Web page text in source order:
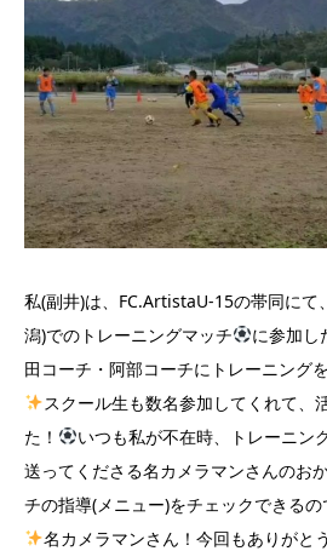
私(副井)は、FC.ArtistaU-15の帯同にて
潟)でのトレーニングマッチ
に参加し
田コーチ・阿部コーチにトレーニング
スクール生も数名参加してくれて、
た！
いつも私が不在時、トレーニン
送ってくださる名カメラマンさんのお
チの指導(メニュー)をチェックできる
名カメラマンさん！今回もありがと